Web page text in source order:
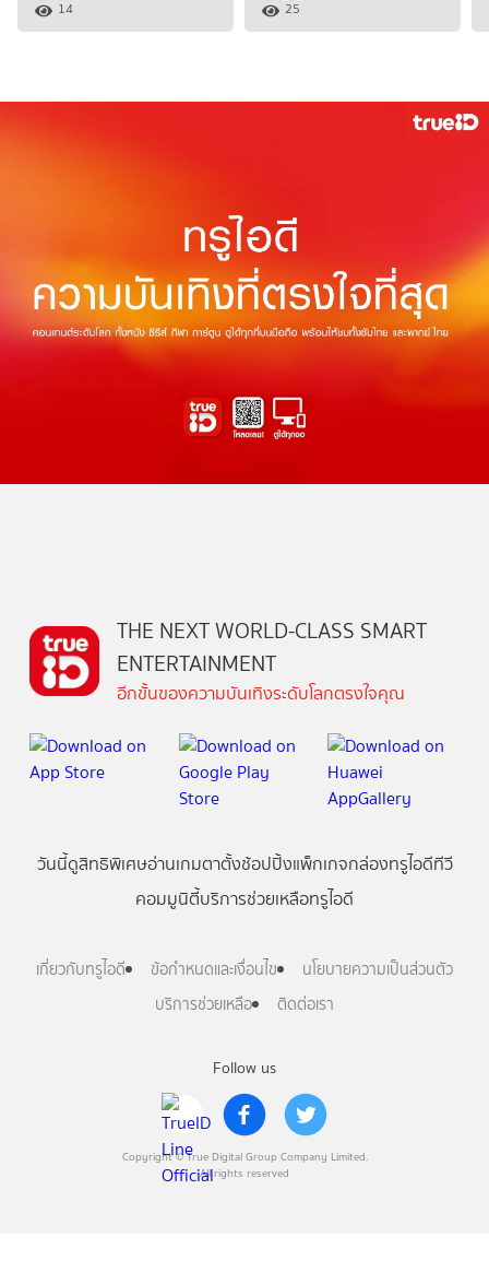
14 25
Follow us
Copyright © True Digital Group Company Limited.
All rights reserved
THE NEXT WORLD-CLASS SMART
ENTERTAINMENT
อีกขั้นของความบันเทิงระดับโลกตรงใจคุณ
วันนี้ดูสิทธิพิเศษอ่านเกมตาตั้งช้อปปิ้งแพ็กเกจกล่องทรูไอดีทีวี
คอมมูนิตี้บริการช่วยเหลือทรูไอดี
เกี่ยวกับทรูไอดี ข้อกำหนดและเงื่อนไข
นโยบายความเป็นส่วนตัว
บริการช่วยเหลือ
ติดต่อเรา